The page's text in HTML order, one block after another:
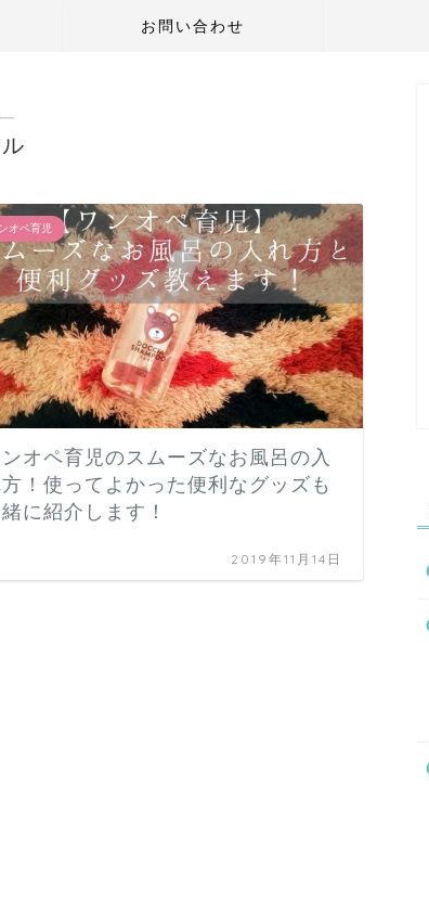
お問い合わせ
―
オペ育児
ンオペ育児のスムーズなお風呂の入
！使ってよかった便利なグッズも
に紹介します！
2019年11月14日